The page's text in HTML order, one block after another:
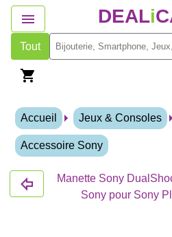
DEALi
Tout
Accueil Jeux & Consoles
Accessoire Sony
Manette Sony
Sony pour Sony